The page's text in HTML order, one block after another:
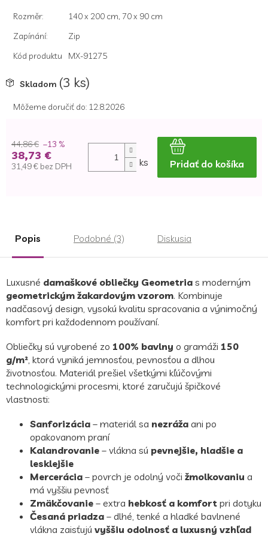
Rozměr:
140 x 200 cm, 70 x 90 cm
Zapínání:
Zip
Kód produktu
MX-91275
Skladom (3 ks)
Môžeme doručiť do: 12.8.2026
44,86 € –13 %
38,73 €
31,49 € bez DPH ks Pridať do košíka
Popis Podobné (3) Diskusia
Luxusné damaškové obliečky Geometria s moderným
geometrickým žakardovým vzorom. Kombinuje
nadčasový design, vysokú kvalitu spracovania a výnimočný
komfort pri každodennom používaní.
Obliečky sú vyrobené zo 100% bavlny o gramáži 150
g/m² , ktorá vyniká jemnosťou, pevnosťou a dlhou
životnosťou. Materiál prešiel všetkými kľúčovými
technologickými procesmi, ktoré zaručujú špičkové
vlastnosti:
Sanforizácia – materiál sa nezráža ani po
opakovanom praní
Kalandrovanie – vlákna sú pevnejšie, hladšie a
lesklejšie
Mercerácia – povrch je odolný voči žmolkovaniu a
má vyššiu pevnosť
Zmäkčovanie – extra hebkosť a komfort pri dotyku
Česaná priadza – dlhé, tenké a hladké bavlnené
vlákna zaisťujú vyššiu odolnosť a luxusný vzhľad